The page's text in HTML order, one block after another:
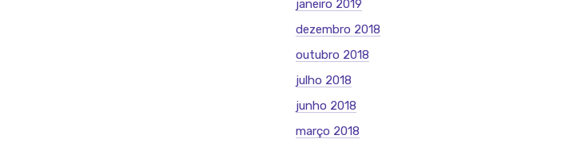
janeiro 2019
dezembro 2018
outubro 2018
julho 2018
junho 2018
março 2018